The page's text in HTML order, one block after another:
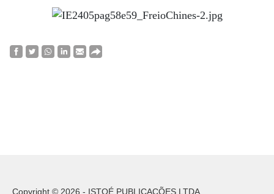
Copyright © 2026 - ISTOÉ PUBLICAÇÕES LTDA